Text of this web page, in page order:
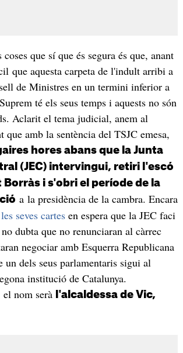
que sí que és segura és que, anant
que aquesta carpeta de l'indult arribi a
de Ministres en un termini inferior a
té els seus temps i aquests no són
Aclarit el tema judicial, anem al
amb la sentència del TSJC emesa,
hores abans que la Junta
(JEC) intervingui, retiri l'escó
Borràs i s'obri el període de la
a la presidència de la cambra. Encara
seves cartesen espera que la JEC faci
dubta que no renunciaran al càrrec
negociar amb Esquerra Republicana
un dels seus parlamentaris sigui al
institució de Catalunya.
nom serà
l'alcaldessa de Vic,